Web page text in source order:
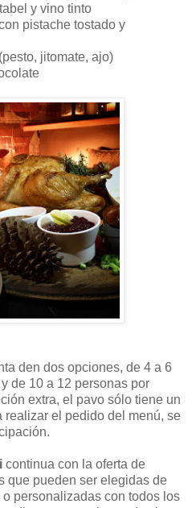
y vino tinto
pistache tostado y
jitomate, ajo)
den dos opciones, de 4 a 6
de 10 a 12 personas por
extra, el pavo sólo tiene un
realizar el pedido del menú, se
continua con la oferta de
que pueden ser elegidas de
personalizadas con todos los